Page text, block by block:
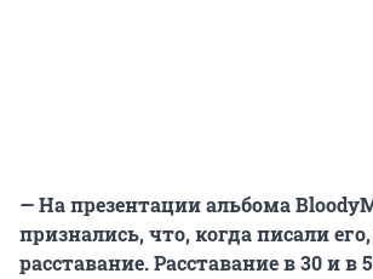
— На презентации альбома
признались, что, когда писали
расставание. Расставание в 30 и в